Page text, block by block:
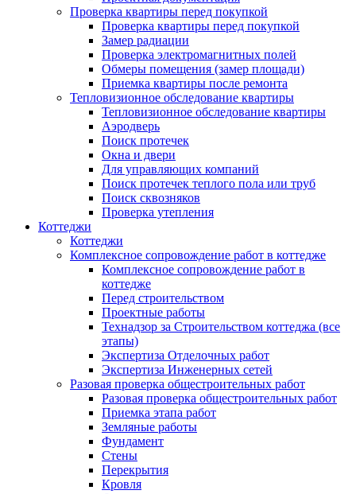
Проверка квартиры перед покупкой
Проверка квартиры перед покупкой
Замер радиации
Проверка электромагнитных полей
Обмеры помещения (замер площади)
Приемка квартиры после ремонта
Тепловизионное обследование квартиры
Тепловизионное обследование квартиры
Аэродверь
Поиск протечек
Окна и двери
Для управляющих компаний
Поиск протечек теплого пола или труб
Поиск сквозняков
Проверка утепления
Коттеджи
Коттеджи
Комплексное сопровождение работ в коттедже
Комплексное сопровождение работ в
коттедже
Перед строительством
Проектные работы
Технадзор за Строительством коттеджа (все
этапы)
Экспертиза Отделочных работ
Экспертиза Инженерных сетей
Разовая проверка общестроительных работ
Разовая проверка общестроительных работ
Приемка этапа работ
Земляные работы
Фундамент
Стены
Перекрытия
Кровля